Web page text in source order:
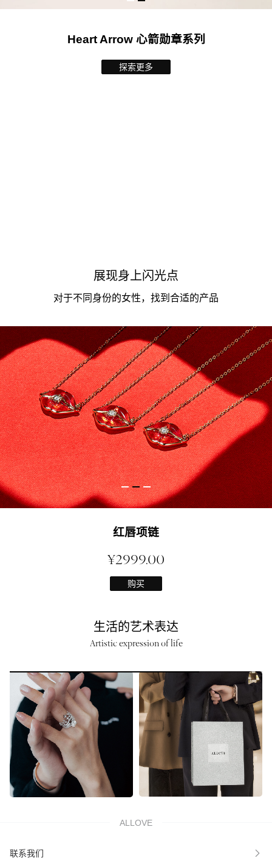
Heart Arrow 心箭勋章系列
探索更多
展现身上闪光点
对于不同身份的女性，找到合适的产品
红唇项链
¥2999.00
购买
生活的艺术表达
Artistic expression of life
ALLOVE
联系我们